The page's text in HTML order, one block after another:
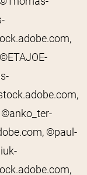
©paul-